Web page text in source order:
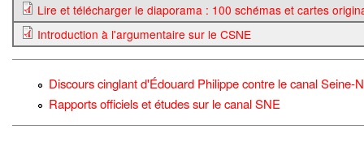
Lire et télécharger le diaporama : 100 schémas et cartes
Introduction à l'argumentaire sur le CSNE
Discours cinglant d'Édouard Philippe contre le canal Seine-
Rapports officiels et études sur le canal SNE